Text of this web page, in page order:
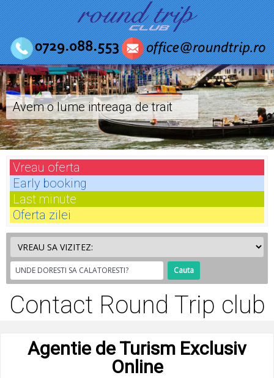
Avem o lume intreaga de trait
Vreau oferta
Early booking
Last minute
Oferta zilei
Contact Round Trip club
Agentie de Turism Exclusiv
Online